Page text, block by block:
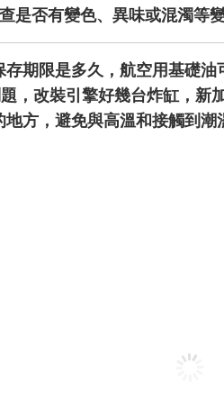
是否有變色、異味或混濁等變
期限是多久，航空用基礎油
，改裝引擎好幾台炸缸，新
方，避免與高溫和接觸到潮